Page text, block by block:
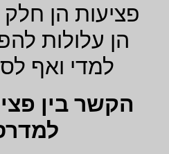
פציעות הן
הן עלולות
למדי ואף
הקשר בין